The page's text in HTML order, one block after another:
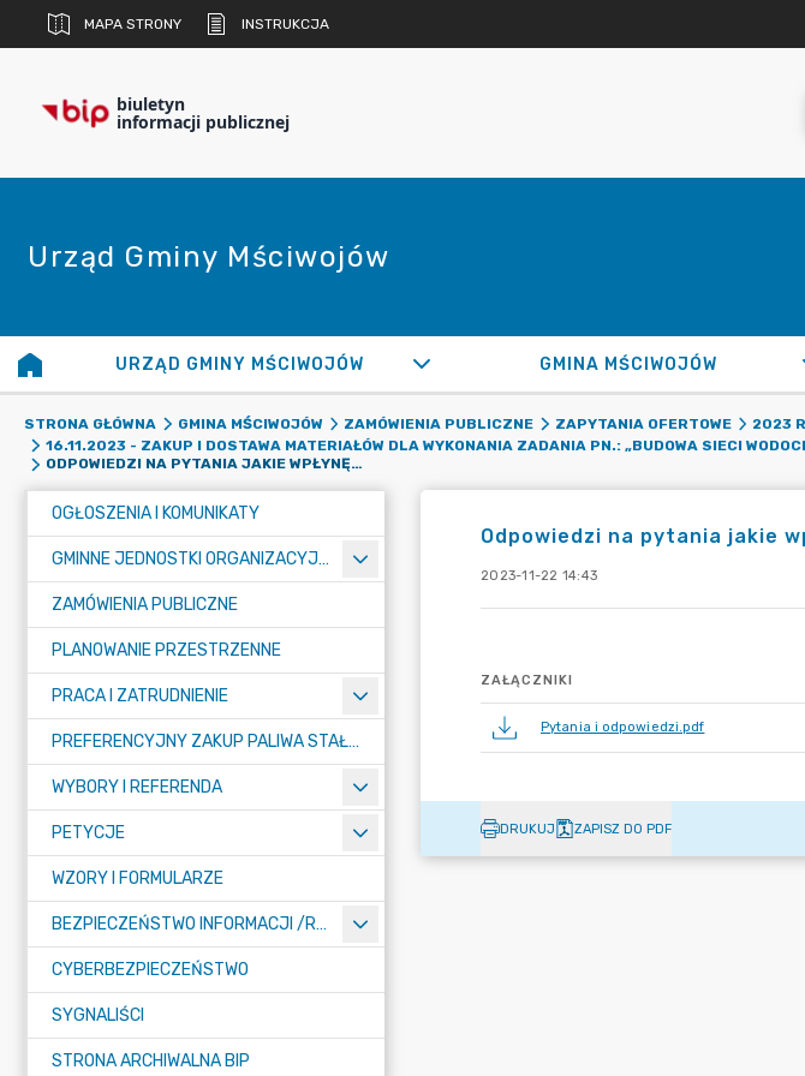
MAPA STRONY INSTRUKCJA
biuletyn
informacji publicznej
Urząd Gminy Mściwojów
URZĄD GMINY MŚCIWOJÓW GMINA MŚCIWOJÓW
STRONA GŁÓWNA GMINA MŚCIWOJÓW ZAMÓWIENIA PUBLICZNE ZAPYTANIA OFERTOWE
2023
16.11.2023 - ZAKUP I DOSTAWA MATERIAŁÓW DLA WYKONANIA ZADANIA PN.: „BUDOWA SIECI
ODPOWIEDZI NA PYTANIA JAKIE WPŁYNĘŁY OD WYKONAWCY
OGŁOSZENIA I KOMUNIKATY
GMINNE JEDNOSTKI ORGANIZACYJNE
ZAMÓWIENIA PUBLICZNE
PLANOWANIE PRZESTRZENNE
PRACA I ZATRUDNIENIE
PREFERENCYJNY ZAKUP PALIWA STAŁEGO
WYBORY I REFERENDA
PETYCJE
WZORY I FORMULARZE
BEZPIECZEŃSTWO INFORMACJI /RODO/
CYBERBEZPIECZEŃSTWO
SYGNALIŚCI
STRONA ARCHIWALNA BIP
Odpowiedzi na pytania jakie
2023-11-22 14:43
ZAŁĄCZNIKI
Pytania i odpowiedzi.pdf
DRUKUJ ZAPISZ DO PDF